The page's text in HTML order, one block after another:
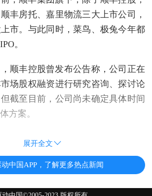
丰房托、嘉里物流三大上市公司，
市。与此同时，菜鸟、极兔今年都
。
顺丰控股曾发布公告称，公司正在
场股权融资进行研究咨询、探讨论
截至目前，公司尚未确定具体时间
方案。
展开全文
中国APP，了解更多热点新闻